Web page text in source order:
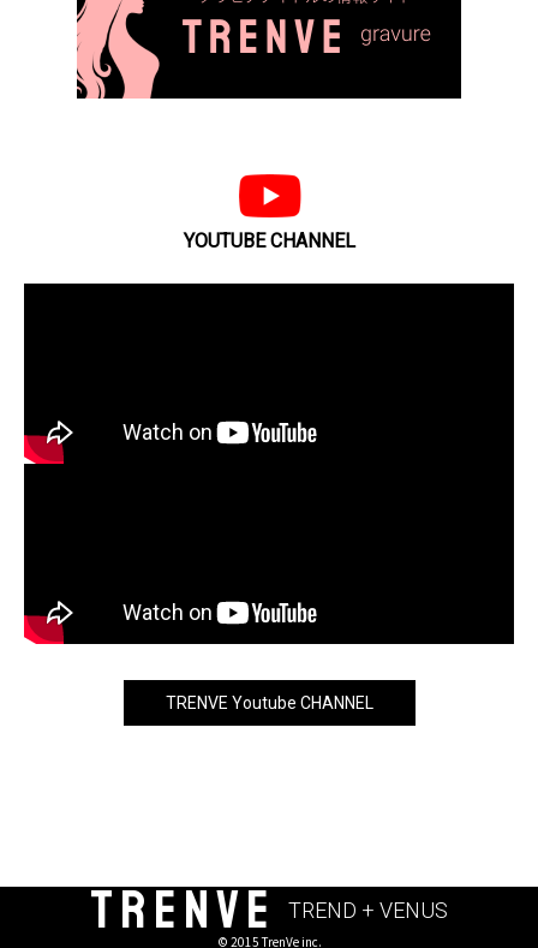
YOUTUBE CHANNEL
TRENVE Youtube CHANNEL
TRENVE TREND + VENUS
© 2015 TrenVe inc.